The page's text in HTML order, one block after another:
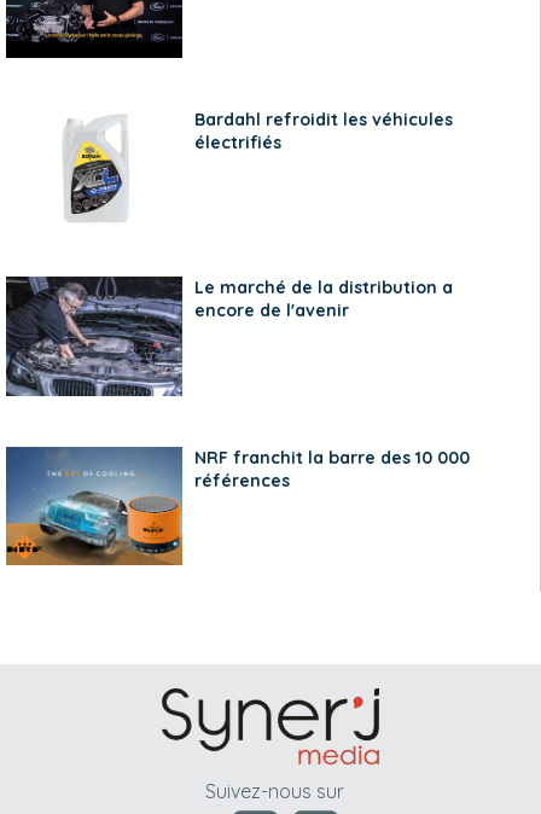
Bardahl refroidit les véhicules
électrifiés
Le marché de la distribution a
encore de l'avenir
NRF franchit la barre des 10 000
références
Suivez-nous sur